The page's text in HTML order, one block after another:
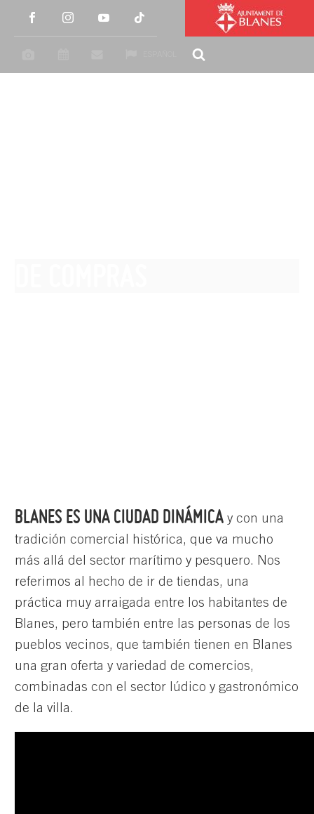
BLANES ES UNA CIUDAD DINÁMICA y con una
tradición comercial histórica, que va mucho
más allá del sector marítimo y pesquero. Nos
referimos al hecho de ir de tiendas, una
práctica muy arraigada entre los habitantes de
Blanes, pero también entre las personas de los
pueblos vecinos, que también tienen en Blanes
una gran oferta y variedad de comercios,
combinadas con el sector lúdico y gastronómico
de la villa.